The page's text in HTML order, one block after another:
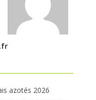
azotés 2026